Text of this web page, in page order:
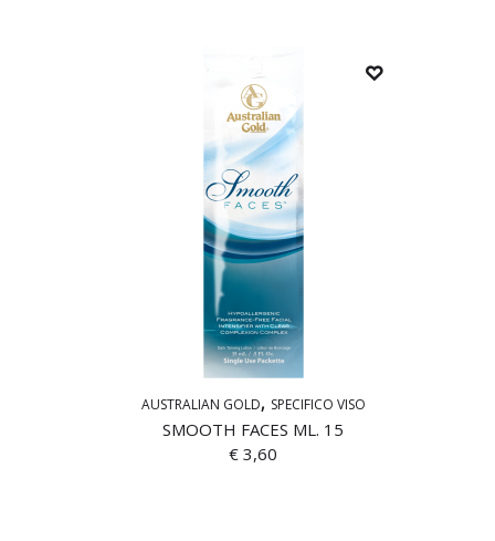
AUSTRALIAN GOLD SPECIFICO VISO
SMOOTH FACES ML. 15
€ 3,60